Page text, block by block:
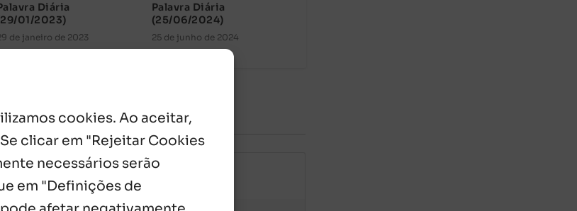
cookies. Ao aceitar,
clicar em "Rejeitar Cookies
necessários serão
em "Definições de
Diária
01/2023)
de janeiro de 2023
Palavra Diária
(25/06/2024)
25 de junho de 2024